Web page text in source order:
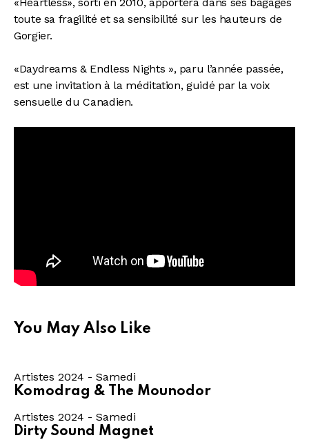
toute sa fragilité et sa sensibilité sur les hauteurs de
Gorgier.
«Daydreams & Endless Nights », paru l’année passée,
est une invitation à la méditation, guidé par la voix
sensuelle du Canadien.
You May Also Like
Artistes 2024 - Samedi
Komodrag & The Mounodor
Artistes 2024 - Samedi
Dirty Sound Magnet